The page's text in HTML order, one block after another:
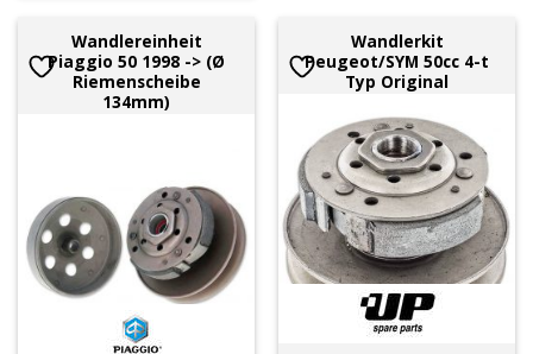
Wandlereinheit
Piaggio 50 1998 -> (Ø
Riemenscheibe
134mm)
Wandlerkit
Peugeot/SYM 50cc 4-t
Typ Original